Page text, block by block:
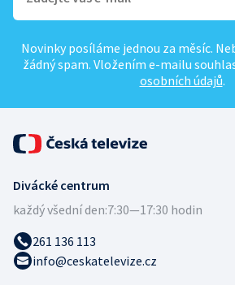
Novinky posíláme jednou za měsíc.
žádný spam. Vložením e-mailu
osobních údajů.